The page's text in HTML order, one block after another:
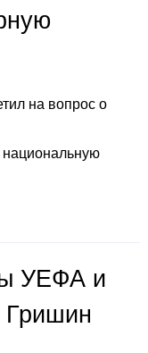
на вопрос о
УЕФА и
Гришин